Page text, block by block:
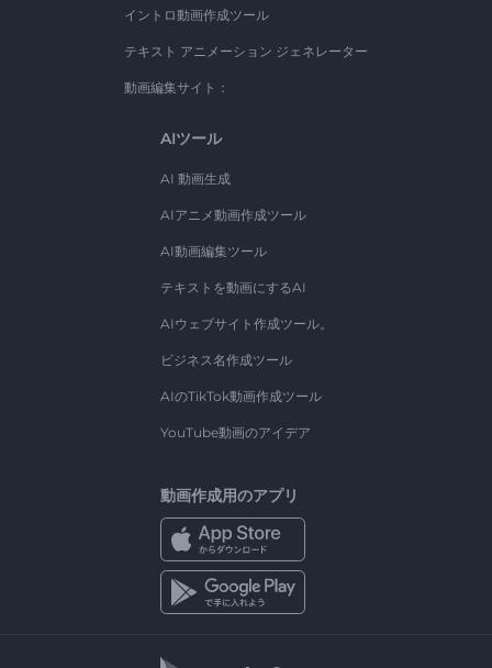
イントロ動画作成ツール
テキスト アニメーション ジェネレーター
動画編集サイト：
AIツール
AI 動画生成
AIアニメ動画作成ツール
AI動画編集ツール
テキストを動画にするAI
AIウェブサイト作成ツール。
ビジネス名作成ツール
AIのTikTok動画作成ツール
YouTube動画のアイデア
動画作成用のアプリ